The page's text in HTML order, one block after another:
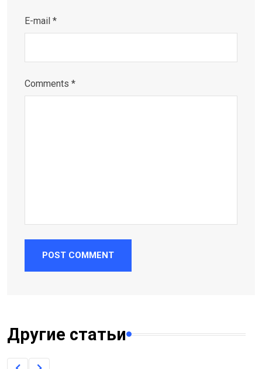
E-mail *
Comments *
POST COMMENT
Другие статьи